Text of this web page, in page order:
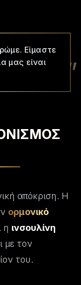
Είμαστε
μας είναι
”
απόκριση. Η
ορμονικό
η ινσουλίνη
με τον
του.